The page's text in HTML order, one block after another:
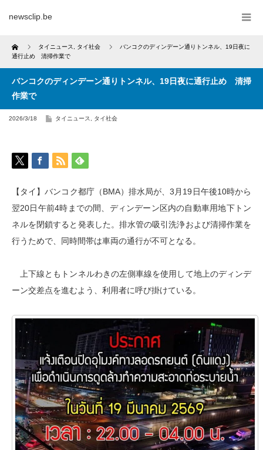
newsclip.be
Home タイニュース タイ社会
バンコクのディンデーン通りトンネル、19日夜に
通行止め 清掃作業で
バンコクのディンデーン通りトンネル、19日夜に通行止め 清掃
作業で
2026/3/18 タイニュース タイ社会
【タイ】バンコク都庁（BMA）排水局が、3月19日午後10時から
翌20日午前4時までの間、ディンデーン区内の自動車用地下トン
ネルを閉鎖すると発表した。排水管の吸引洗浄および清掃作業を
行うためで、同時間帯は車両の通行が不可となる。
上下線ともトンネルわきの左側車線を使用して地上のディンデ
ーン交差点を進むよう、利用者に呼び掛けている。